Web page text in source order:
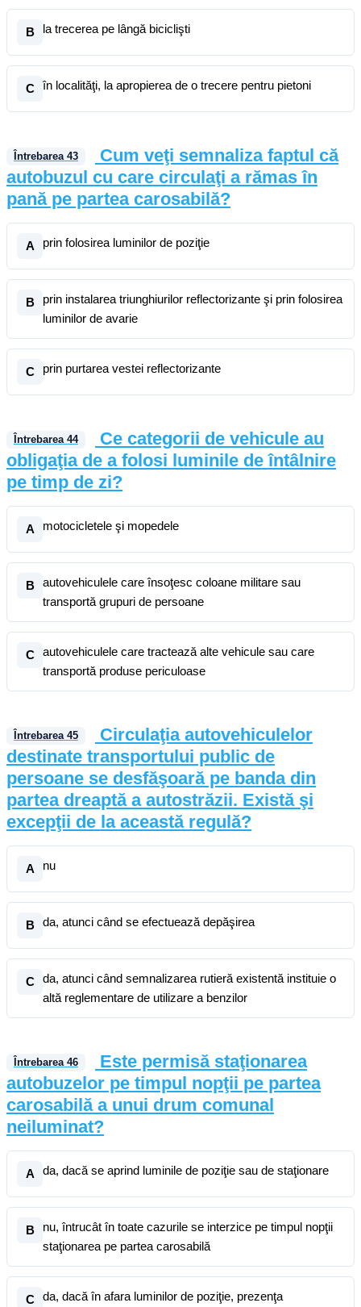
B la trecerea pe lângă biciclişti
C în localităţi, la apropierea de o trecere pentru pietoni
Întrebarea 43
Cum veţi semnaliza faptul că
autobuzul cu care circulaţi a rămas în
pană pe partea carosabilă?
A prin folosirea luminilor de poziţie
B
prin instalarea triunghiurilor reflectorizante şi prin folosirea
luminilor de avarie
C prin purtarea vestei reflectorizante
Întrebarea 44
Ce categorii de vehicule au
obligaţia de a folosi luminile de întâlnire
pe timp de zi?
A motocicletele şi mopedele
B
autovehiculele care însoţesc coloane militare sau
transportă grupuri de persoane
C
autovehiculele care tractează alte vehicule sau care
transportă produse periculoase
Întrebarea 45
Circulaţia autovehiculelor
destinate transportului public de
persoane se desfăşoară pe banda din
partea dreaptă a autostrăzii. Există şi
excepţii de la această regulă?
A nu
B da, atunci când se efectuează depăşirea
C
da, atunci când semnalizarea rutieră existentă instituie o
altă reglementare de utilizare a benzilor
Întrebarea 46
Este permisă staţionarea
autobuzelor pe timpul nopţii pe partea
carosabilă a unui drum comunal
neiluminat?
A da, dacă se aprind luminile de poziţie sau de staţionare
B
nu, întrucât în toate cazurile se interzice pe timpul nopţii
staţionarea pe partea carosabilă
C
da, dacă în afara luminilor de poziţie, prezenţa